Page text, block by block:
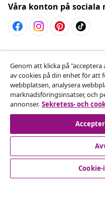
Våra konton på sociala
Avbryta avtalet
Skicka in en begäran
Kundservice
Genom att klicka på
av cookies på din enhet för att
webbplatsen, analysera
marknadsföringsinsatser, och
annonser. Sekretess- och